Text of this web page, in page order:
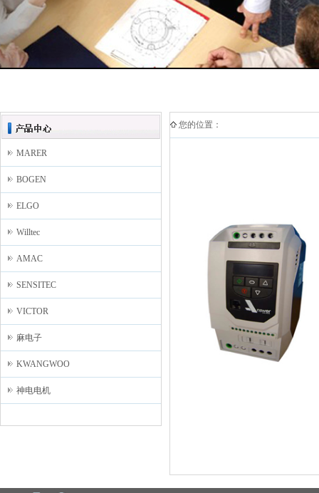
MARER
BOGEN
ELGO
Willtec
AMAC
SENSITEC
VICTOR
麻电子
KWANGWOO
神电电机
您的位置：